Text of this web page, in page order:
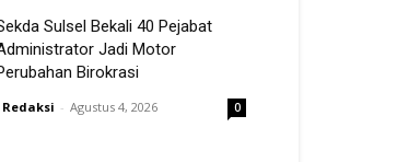
Sulsel Bekali 40 Pejabat
Jadi Motor
Birokrasi
- Agustus 4, 2026 0